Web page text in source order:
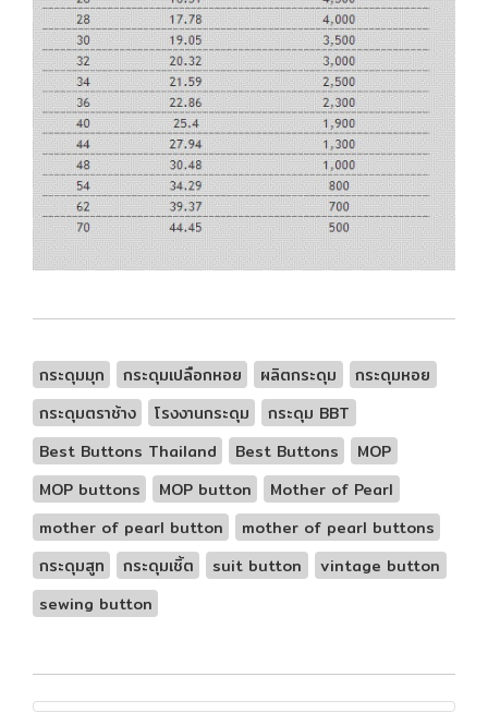
กระดุมมุก กระดุมเปลือกหอย ผลิตกระดุม
กระดุมหอย
กระดุมตราช้าง
โรงงานกระดุม
กระดุม BBT
Best Buttons Thailand
Best Buttons
MOP
MOP buttons
MOP button
Mother of Pearl
mother of pearl button
mother of pearl buttons
กระดุมสูท
กระดุมเชิ้ต suit button
vintage button
sewing button